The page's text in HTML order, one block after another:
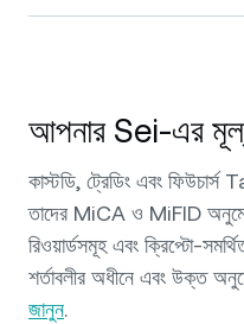
আপনার Sei-এর
কাস্টডি, ট্রেডিং এবং
তাদের MiCA ও MiFID
রিওয়ার্ডসমূহ এবং ক্রিপ্টো-
শর্তাবলীর অধীনে এবং উক্ত
জানুন.